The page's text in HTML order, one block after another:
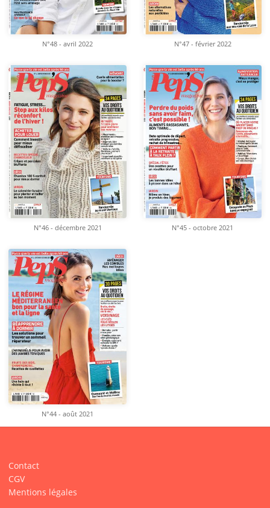
N°48 - avril 2022 N°47 - février 2022
N°46 - décembre 2021 N°45 - octobre 2021
N°44 - août 2021
Contact
CGV
Mentions légales